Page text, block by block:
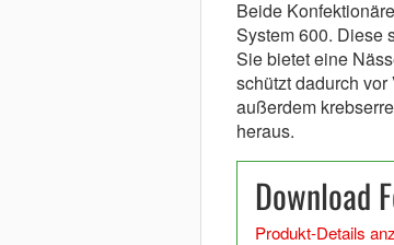
Beide
System 600. Diese
Sie bietet eine
schützt dadurch
außerdem
heraus.
Download
Produkt-Details